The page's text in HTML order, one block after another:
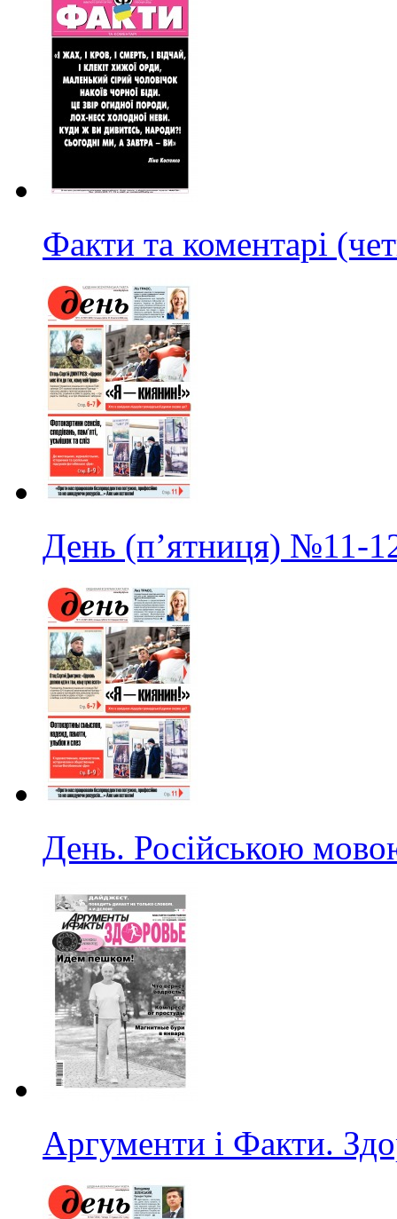
Факти та коментарі
День (п’ятниця) №11-
День. Російською
Аргументи і Факти.